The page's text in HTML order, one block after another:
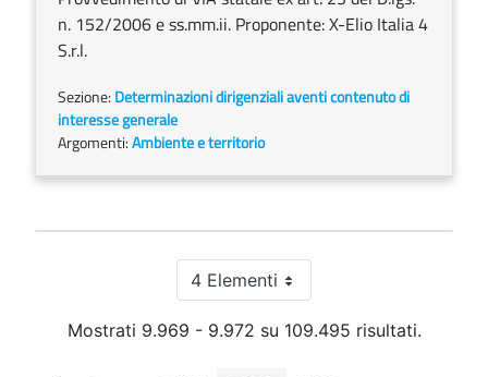
n. 152/2006 e ss.mm.ii. Proponente: X-Elio Italia 4
S.r.l.
Sezione: Determinazioni dirigenziali aventi contenuto di
interesse generale
Argomenti:Ambiente e territorio
4 ElementiPer pagina
Mostrati 9.969 - 9.972 su 109.495 risultati.